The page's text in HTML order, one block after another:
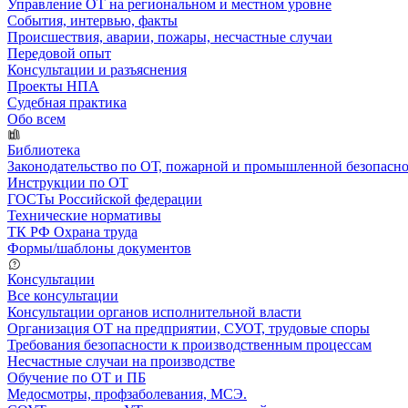
Управление ОТ на региональном и местном уровне
События, интервью, факты
Происшествия, аварии, пожары, несчастные случаи
Передовой опыт
Консультации и разъяснения
Проекты НПА
Судебная практика
Обо всем
Библиотека
Законодательство по ОТ, пожарной и промышленной
Инструкции по ОТ
ГОСТы Российской федерации
Технические нормативы
ТК РФ Охрана труда
Формы/шаблоны документов
Консультации
Все консультации
Консультации органов исполнительной власти
Организация ОТ на предприятии, СУОТ, трудовые споры
Требования безопасности к производственным процессам
Несчастные случаи на производстве
Обучение по ОТ и ПБ
Медосмотры, профзаболевания, МСЭ.